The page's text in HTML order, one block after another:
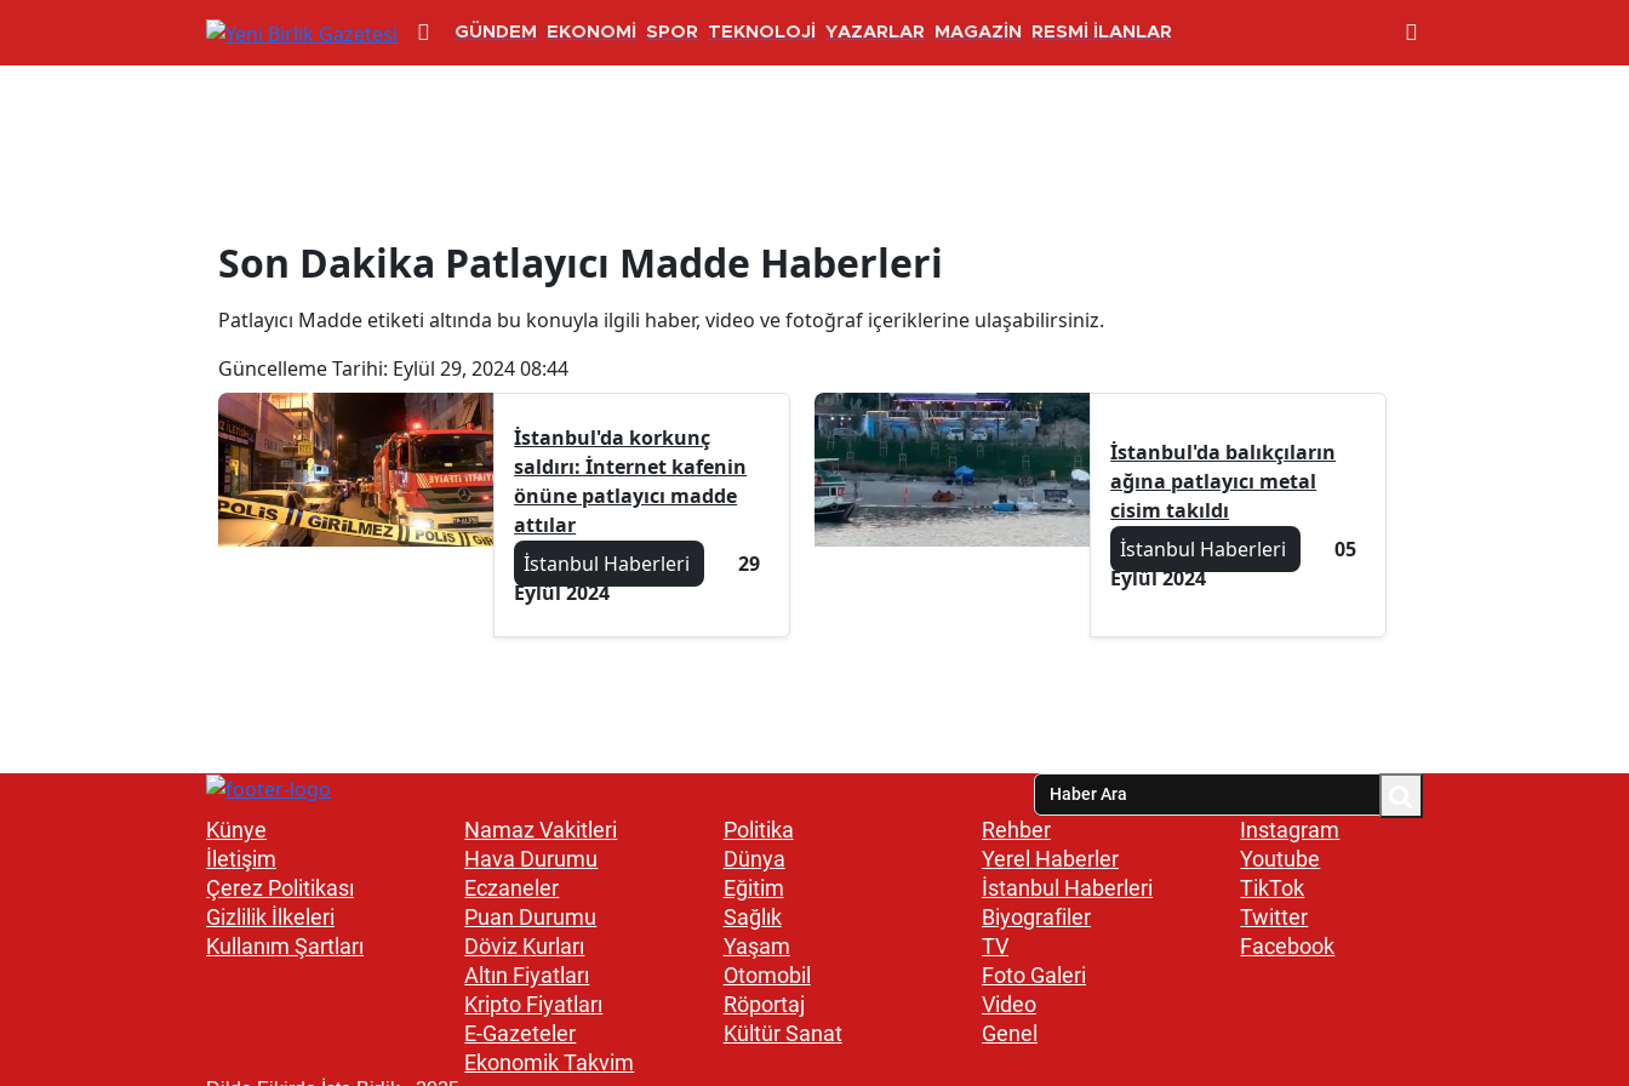
GÜNDEM EKONOMİ SPOR TEKNOLOJİ YAZARLAR MAGAZİN RESMİ İLANLAR
Son Dakika Patlayıcı Madde Haberleri
Patlayıcı Madde etiketi altında bu konuyla ilgili haber, video ve fotoğraf içeriklerine ulaşabilirsiniz.
Güncelleme Tarihi: Eylül 29, 2024 08:44
İstanbul'da korkunç
saldırı: İnternet kafenin
önüne patlayıcı madde
attılar
İstanbul Haberleri
29
Eylül 2024
İstanbul'da balıkçıların
ağına patlayıcı metal
cisim takıldı
İstanbul Haberleri
05
Eylül 2024
Künye
İletişim
Çerez Politikası
Gizlilik İlkeleri
Kullanım Şartları
Namaz Vakitleri
Hava Durumu
Eczaneler
Puan Durumu
Döviz Kurları
Altın Fiyatları
Kripto Fiyatları
E-Gazeteler
Ekonomik Takvim
Politika
Dünya
Eğitim
Sağlık
Yaşam
Otomobil
Röportaj
Kültür Sanat
Rehber
Yerel Haberler
İstanbul Haberleri
Biyografiler
TV
Foto Galeri
Video
Genel
Instagram
Youtube
TikTok
Twitter
Facebook